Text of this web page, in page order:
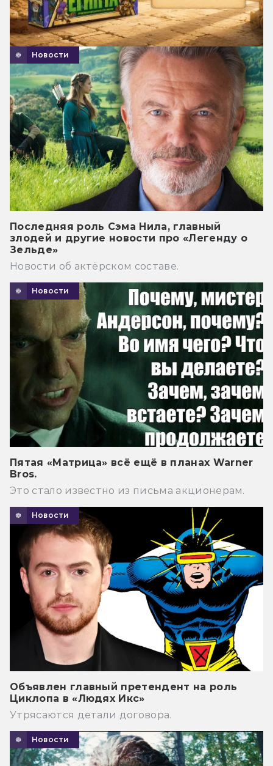
Новости
Последняя роль Сэма Нила, главный
злодей и другие новости про «Легенду о
Зельде»
Новости об актёрском составе.
Новости
Пятая «Матрица» всё ещё в планах Warner
Bros.
Это стало известно из письма акционерам.
Новости
Объявлен главный претендент на роль
Циклопа в «Людях Икс»
Утрясаются детали договора.
Новости